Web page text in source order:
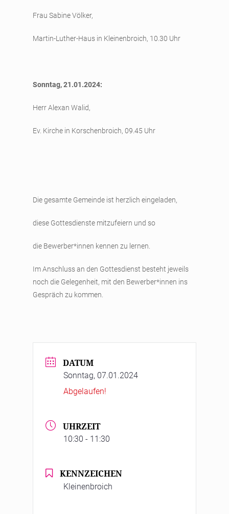
Frau Sabine Völker,
Martin-Luther-Haus in Kleinenbroich, 10.30 Uhr
Sonntag, 21.01.2024:
Herr Alexan Walid,
Ev. Kirche in Korschenbroich, 09.45 Uhr
Die gesamte Gemeinde ist herzlich eingeladen,
diese Gottesdienste mitzufeiern und so
die Bewerber*innen kennen zu lernen.
Im Anschluss an den Gottesdienst besteht jeweils
noch die Gelegenheit, mit den Bewerber*innen ins
Gespräch zu kommen.
DATUM
Sonntag, 07.01.2024
Abgelaufen!
UHRZEIT
10:30 - 11:30
KENNZEICHEN
Kleinenbroich